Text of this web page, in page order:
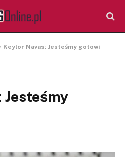
Keylor Navas: Jesteśmy gotowi
Jesteśmy